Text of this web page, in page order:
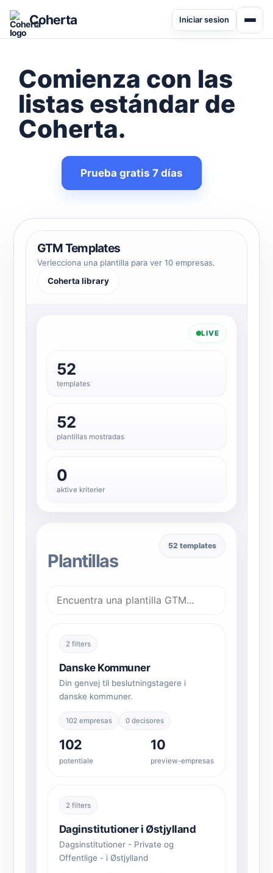
Coherta Iniciar sesion
Comienza con las
listas estándar de
Coherta.
Prueba gratis 7 días
GTM Templates
Verlecciona una plantilla para ver 10 empresas.
Coherta library
LIVE
52
templates
52
plantillas mostradas
0
aktive kriterier
Plantillas
52 templates
2 filters
Danske Kommuner
Din genvej til beslutningstagere i
danske kommuner.
102 empresas 0 decisores
102
potentiale
10
preview-empresas
2 filters
Daginstitutioner i Østjylland
Dagsinstitutioner - Private og
Offentlige - i Østjylland